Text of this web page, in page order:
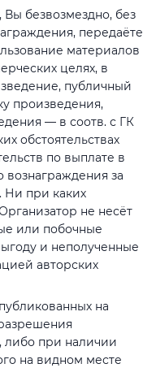
Вы безвозмездно, без
передаёте
материалов
целях, в
публичный
произведения,
— в соотв. с ГК
обстоятельствах
по выплате в
вознаграждения за
Ни при каких
не несёт
или побочные
и неполученные
авторских
на
либо при наличии
на видном месте